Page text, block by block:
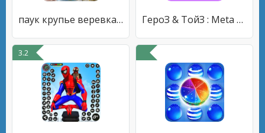
паук крупье веревка герой ГероЗ & ТойЗ : Meta Toy City
3.2